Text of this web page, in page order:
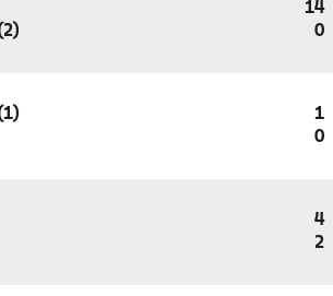
14
0
1
0
4
2